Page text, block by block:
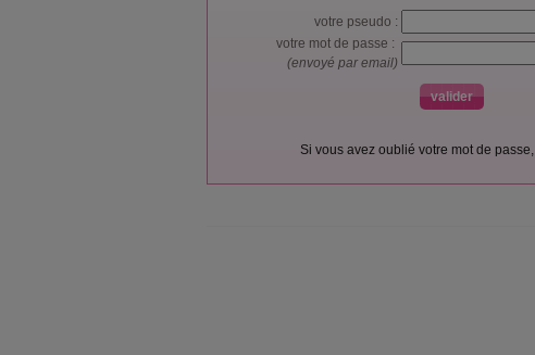
votre pseudo :
votre mot de passe :
(envoyé par email)
Si vous avez oublié votre mot de passe,